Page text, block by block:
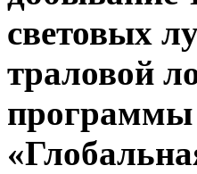
световых
траловой
программы